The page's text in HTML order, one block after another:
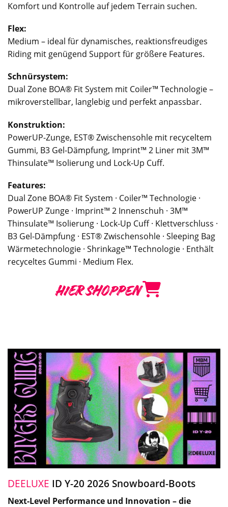
Komfort und Kontrolle auf jedem Terrain suchen.
Flex:
Medium – ideal für dynamisches, reaktionsfreudiges
Riding mit genügend Support für größere Features.
Schnürsystem:
Dual Zone BOA® Fit System mit Coiler™ Technologie –
mikroverstellbar, langlebig und perfekt anpassbar.
Konstruktion:
PowerUP-Zunge, EST® Zwischensohle mit recyceltem
Gummi, B3 Gel-Dämpfung, Imprint™ 2 Liner mit 3M™
Thinsulate™ Isolierung und Lock-Up Cuff.
Features:
Dual Zone BOA® Fit System · Coiler™ Technologie ·
PowerUP Zunge · Imprint™ 2 Innenschuh · 3M™
Thinsulate™ Isolierung · Lock-Up Cuff · Klettverschluss ·
B3 Gel-Dämpfung · EST® Zwischensohle · Sleeping Bag
Wärmetechnologie · Shrinkage™ Technologie · Enthält
recyceltes Gummi · Medium Flex.
HIER SHOPPEN
DEELUXE ID Y-20 2026 Snowboard-Boots
Next-Level Performance und Innovation – die